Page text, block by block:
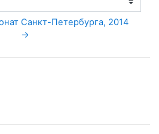
Санкт-Петербурга, 2014
→